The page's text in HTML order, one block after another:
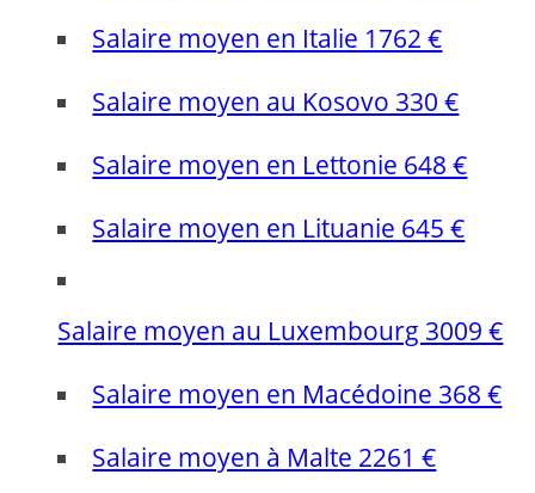
Salaire moyen en Italie 1762 €
Salaire moyen au Kosovo 330 €
Salaire moyen en Lettonie 648 €
Salaire moyen en Lituanie 645 €
Salaire moyen au Luxembourg 3009 €
Salaire moyen en Macédoine 368 €
Salaire moyen à Malte 2261 €